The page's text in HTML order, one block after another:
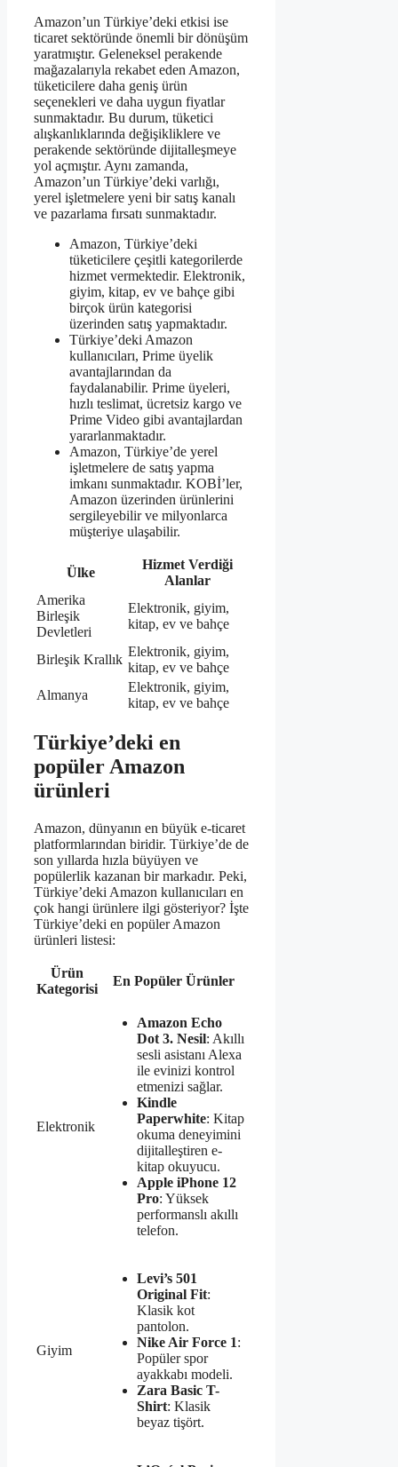
Amazon’un Türkiye’deki etkisi ise
ticaret sektöründe önemli bir dönüşüm
yaratmıştır. Geleneksel perakende
mağazalarıyla rekabet eden Amazon,
tüketicilere daha geniş ürün
seçenekleri ve daha uygun fiyatlar
sunmaktadır. Bu durum, tüketici
alışkanlıklarında değişikliklere ve
perakende sektöründe dijitalleşmeye
yol açmıştır. Aynı zamanda,
Amazon’un Türkiye’deki varlığı,
yerel işletmelere yeni bir satış kanalı
ve pazarlama fırsatı sunmaktadır.
Amazon, Türkiye’deki
tüketicilere çeşitli kategorilerde
hizmet vermektedir. Elektronik,
giyim, kitap, ev ve bahçe gibi
birçok ürün kategorisi
üzerinden satış yapmaktadır.
Türkiye’deki Amazon
kullanıcıları, Prime üyelik
avantajlarından da
faydalanabilir. Prime üyeleri,
hızlı teslimat, ücretsiz kargo ve
Prime Video gibi avantajlardan
yararlanmaktadır.
Amazon, Türkiye’de yerel
işletmelere de satış yapma
imkanı sunmaktadır. KOBİ’ler,
Amazon üzerinden ürünlerini
sergileyebilir ve milyonlarca
müşteriye ulaşabilir.
Ülke
Hizmet Verdiği
Alanlar
Amerika
Birleşik
Devletleri
Elektronik, giyim,
kitap, ev ve bahçe
Birleşik Krallık
Elektronik, giyim,
kitap, ev ve bahçe
Almanya
Elektronik, giyim,
kitap, ev ve bahçe
Türkiye’deki en
popüler Amazon
ürünleri
Amazon, dünyanın en büyük e-ticaret
platformlarından biridir. Türkiye’de de
son yıllarda hızla büyüyen ve
popülerlik kazanan bir markadır. Peki,
Türkiye’deki Amazon kullanıcıları en
çok hangi ürünlere ilgi gösteriyor? İşte
Türkiye’deki en popüler Amazon
ürünleri listesi:
Ürün
Kategorisi
En Popüler Ürünler
Elektronik
Amazon Echo
Dot 3. Nesil: Akıllı
sesli asistanı Alexa
ile evinizi kontrol
etmenizi sağlar.
Kindle
Paperwhite: Kitap
okuma deneyimini
dijitalleştiren e-
kitap okuyucu.
Apple iPhone 12
Pro: Yüksek
performanslı akıllı
telefon.
Giyim
Levi’s 501
Original Fit:
Klasik kot
pantolon.
Nike Air Force 1:
Popüler spor
ayakkabı modeli.
Zara Basic T-
Shirt: Klasik
beyaz tişört.